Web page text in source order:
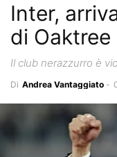
Inter,
di
Il club nerazzurro è
Di Andrea Vantaggiato -